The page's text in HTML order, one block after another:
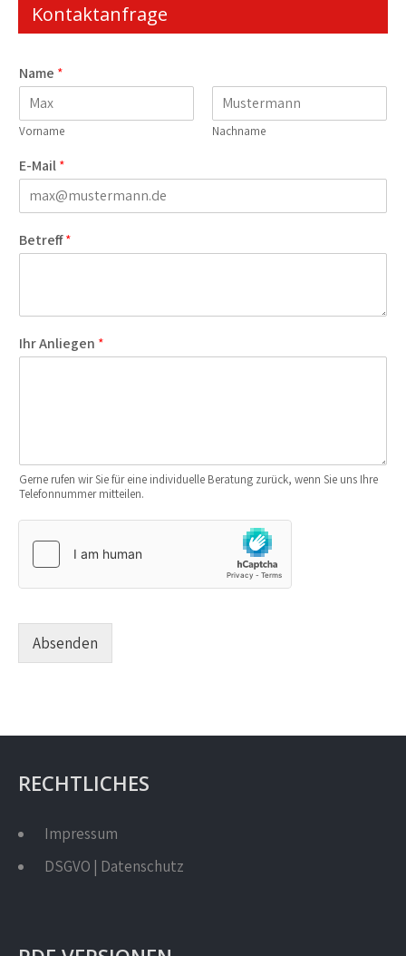
Kontaktanfrage
Name *
Vorname Nachname
E-Mail*
Betreff*
Ihr Anliegen *
Gerne rufen wir Sie für eine individuelle Beratung zurück, wenn Sie uns Ihre
Telefonnummer mitteilen.
Absenden
RECHTLICHES
Impressum
DSGVO | Datenschutz